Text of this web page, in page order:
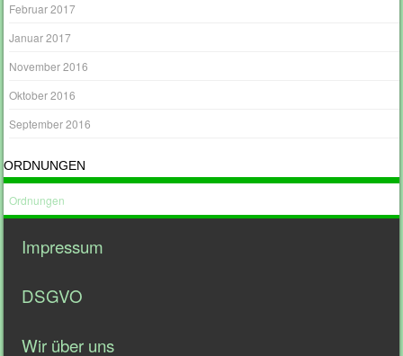
Februar 2017
Januar 2017
November 2016
Oktober 2016
September 2016
ORDNUNGEN
Ordnungen
Impressum
DSGVO
Wir über uns